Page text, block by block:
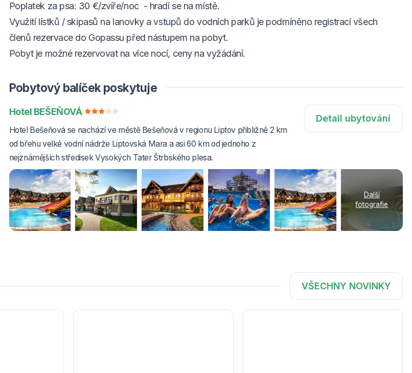
Poplatek za psa: 30 €/zvíře/noc - hradí se na místě.
Využití lístků / skipasů na lanovky a vstupů do vodních parků je podmíněno registrací všech
členů rezervace do Gopassu před nástupem na pobyt.
Pobyt je možné rezervovat na více nocí, ceny na vyžádání.
Pobytový balíček poskytuje
Hotel BEŠEŇOVÁ
Hotel Bešeňová se nachází ve městě Bešeňová v regionu Liptov přibližně 2 km
od břehu velké vodní nádrže Liptovská Mara a asi 60 km od jednoho z
nejznámějších středisek Vysokých Tater Štrbského plesa.
Detail ubytování
Další
fotografie
VŠECHNY NOVINKY